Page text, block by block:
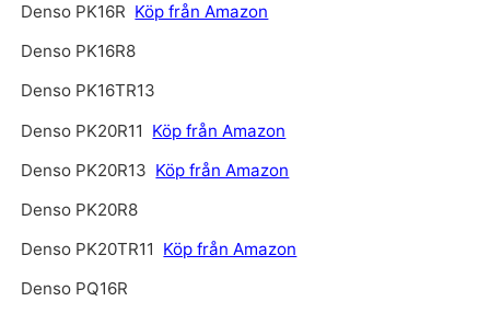
Denso PK16R Köp från Amazon
Denso PK16R8
Denso PK16TR13
Denso PK20R11 Köp från Amazon
Denso PK20R13 Köp från Amazon
Denso PK20R8
Denso PK20TR11 Köp från Amazon
Denso PQ16R